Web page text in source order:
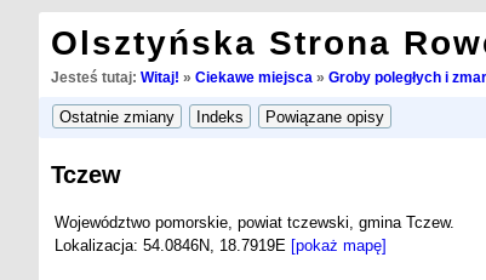
Olsztyńska Strona
Jesteś tutaj: Witaj! » Ciekawe miejsca » Groby poległych i
Tczew
Województwo pomorskie, powiat tczewski, gmina Tczew.
Lokalizacja: 54.0846N, 18.7919E [pokaż mapę]